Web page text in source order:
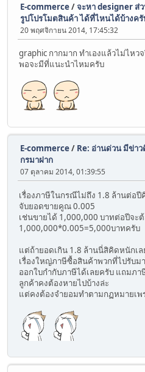
E-commerce/จะหา designer ส่
รูปโปรโมตสินค้า ได้ที่ไหนได้บ้างครั
20 พฤศจิกายน 2014, 17:45:32
graphic กากมาก ทำเองแล้วไม่ไหว
พอจะมีที่แนะนำไหมครับ
E-commerce/ Re: อ่านด่วน มีข่า
กรมาฝาก
07 ตุลาคม 2014, 01:39:55
เรื่องภาษีในกรณีไม่ถึง 1.8 ล้านต่อ
จับยอดขายคูณ 0.005
เช่นขายได้ 1,000,000 บาทต่อปีจะต้
1,000,000*0.005=5,000บาทครับ
แต่ถ้ายอดเกิน 1.8 ล้านนี่สิคิดหนักเ
เรื่องใหญ่ภาษีซื้อสินค้าพวกที่ไปรับม
ออกใบกำกับภาษีได้เลยครับ แถมภา
ลูกค้าคงต้องหายไปบ้างล่ะ
แต่คงต้องจำยอมทำตามกฏหมายเพ